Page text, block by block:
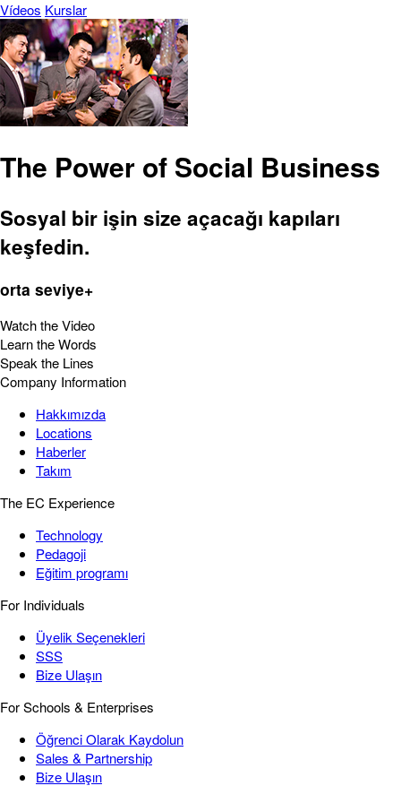
Vídeos Kurslar
The Power of Social Business
Sosyal bir işin size açacağı kapıları
keşfedin.
orta seviye+
Watch the Video
Learn the Words
Speak the Lines
Company Information
Hakkımızda
Locations
Haberler
Takım
The EC Experience
Technology
Pedagoji
Eğitim programı
For Individuals
Üyelik Seçenekleri
SSS
Bize Ulaşın
For Schools & Enterprises
Öğrenci Olarak Kaydolun
Sales & Partnership
Bize Ulaşın